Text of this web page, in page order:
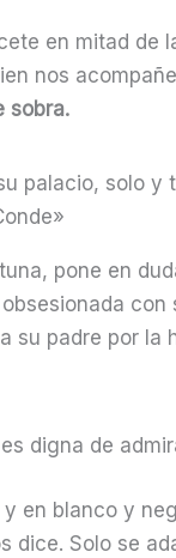
en mitad de
nos
sobra.
pone en
con
su padre por la
digna de
en blanco y
dice. Solo se